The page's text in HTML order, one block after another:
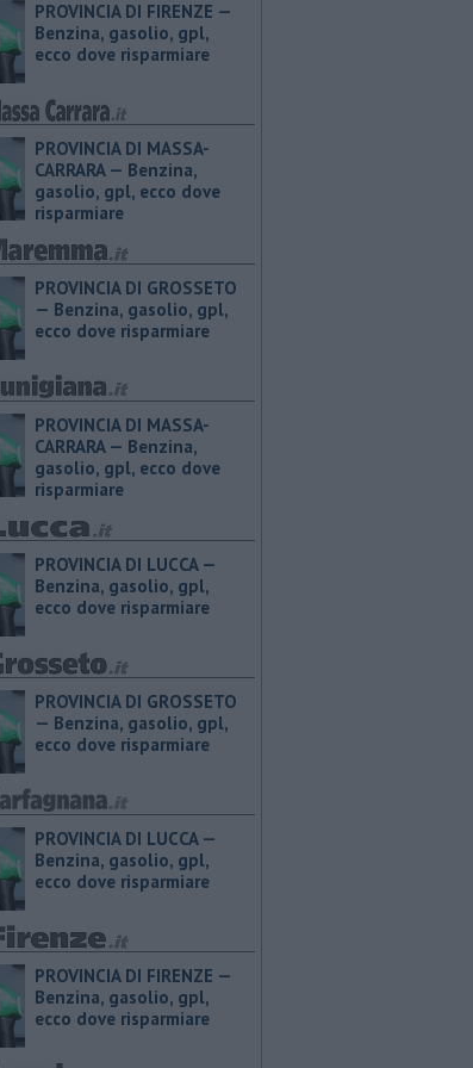
PROVINCIA DI FIRENZE — ​
Benzina, gasolio, gpl,
ecco dove risparmiare
PROVINCIA DI MASSA-
CARRARA — ​Benzina,
gasolio, gpl, ecco dove
risparmiare
PROVINCIA DI GROSSETO
— ​Benzina, gasolio, gpl,
ecco dove risparmiare
PROVINCIA DI MASSA-
CARRARA — ​Benzina,
gasolio, gpl, ecco dove
risparmiare
PROVINCIA DI LUCCA — ​
Benzina, gasolio, gpl,
ecco dove risparmiare
PROVINCIA DI GROSSETO
— ​Benzina, gasolio, gpl,
ecco dove risparmiare
PROVINCIA DI LUCCA — ​
Benzina, gasolio, gpl,
ecco dove risparmiare
PROVINCIA DI FIRENZE — ​
Benzina, gasolio, gpl,
ecco dove risparmiare